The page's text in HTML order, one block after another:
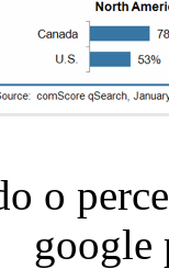
o
google